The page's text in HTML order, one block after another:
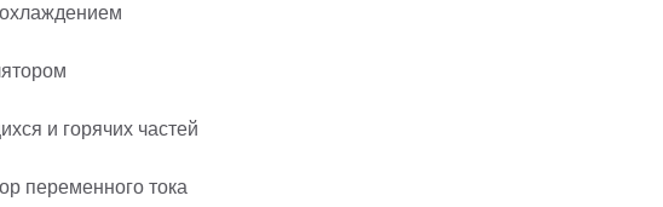
и горячих частей
переменного тока